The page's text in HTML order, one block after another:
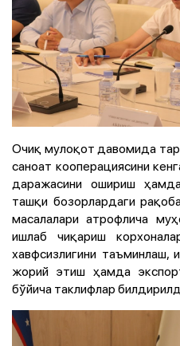
Очиқ мулоқот давомида
саноат кооперациясини
даражасини ошириш
ташқи бозорлардаги
масалалари атрофлича
ишлаб чиқариш
хавфсизлигини таъминлаш,
жорий этиш ҳамда
бўйича таклифлар